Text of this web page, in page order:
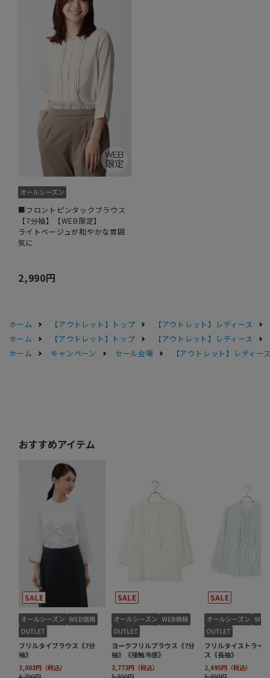
■フロントピンタックブラウス
【7分袖】【WEB限定】
ライトベージュが和やかな雰囲
気に
2,990円
ホーム 【アウトレット】トップ
【アウトレット】レディース
ホーム
【アウトレット】トップ
【アウトレット】レディース
ホーム
キャンペーン セール会場 【アウトレット】レディー